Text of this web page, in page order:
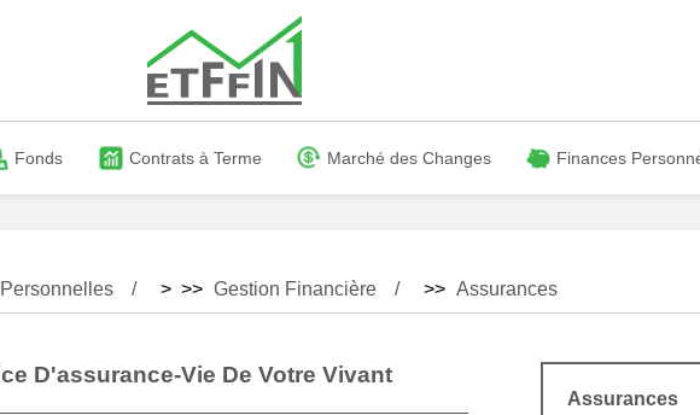
Fonds Contrats à Terme Marché des Changes Finances
> >> Gestion Financière >> Assurances
D'assurance-Vie De Votre Vivant
Assurances